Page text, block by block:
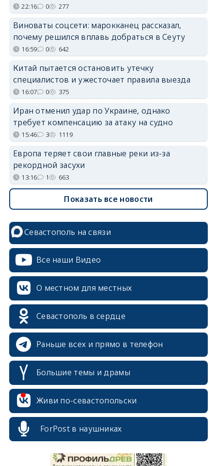
22:16 0 277
Виноваты соцсети: марокканец рассказал,
почему решился вплавь добраться в Сеуту
16:59 0 642
Китай пытается остановить утечку
специалистов и ужесточает правила выезда
16:07 0 375
Иран отменил удар по Украине, однако
требует компенсацию за атаку на судно
15:46 3 1119
Европа теряет свои главные реки из-за
рекордной засухи
13:16 1 663
Показать все новости
Севастополь на связи
Все наши Видео
О местном для местных
Севастополь в сердце
Раньше всех и прямо в телефон
Большие темы и драмы
Живи по-севастопольски
ForPost в наушниках
erid: 2SDnjcrDNw6